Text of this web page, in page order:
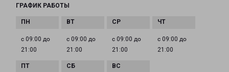
ГРАФИК РАБОТЫ
с 09:00 до
21:00
с 09:00 до
21:00
с 09:00 до
21:00
с 09:00 до
21:00